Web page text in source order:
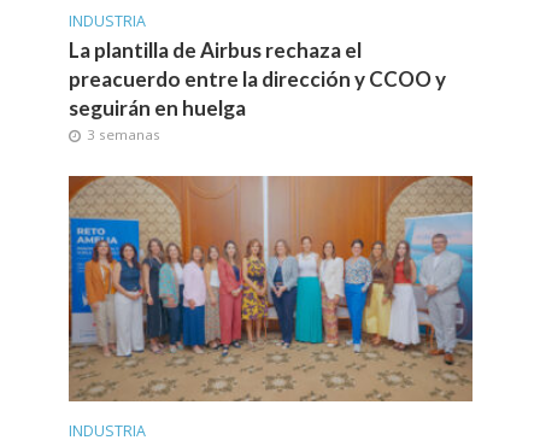
INDUSTRIA
La plantilla de Airbus rechaza el
preacuerdo entre la dirección y CCOO y
seguirán en huelga
3 semanas
INDUSTRIA